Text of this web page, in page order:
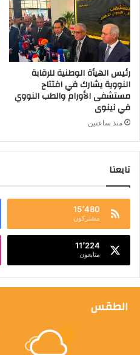
رئيس الهيأة الوطنية للرقابة
النووية يشارك في افتتاح
مستشفى الأورام والطب النووي
في نينوى
منذ ساعتين
تابعنا
15٬480
مشتركون
11٬224
متابعون
الطقس